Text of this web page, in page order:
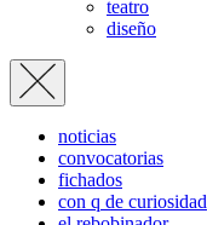
teatro
diseño
noticias
convocatorias
fichados
con q de curiosidad